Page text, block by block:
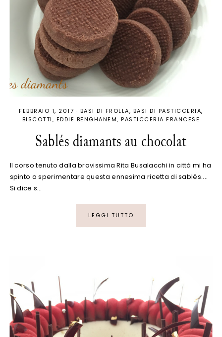
FEBBRAIO 1, 2017 · BASI DI FROLLA
BASI DI PASTICCERIA
BISCOTTI
EDDIE BENGHANEM PASTICCERIA FRANCESE
Sablés diamants au chocolat
Il corso tenuto dalla bravissima Rita Busalacchi in città mi ha
spinto a sperimentare questa ennesima ricetta di sablés....
Si dice s…
LEGGI TUTTO